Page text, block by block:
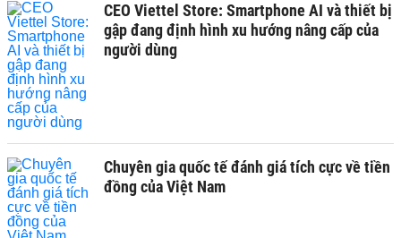
CEO Viettel Store: Smartphone AI và thiết bị
gập đang định hình xu hướng nâng cấp của
người dùng
Chuyên gia quốc tế đánh giá tích cực về tiền
đồng của Việt Nam